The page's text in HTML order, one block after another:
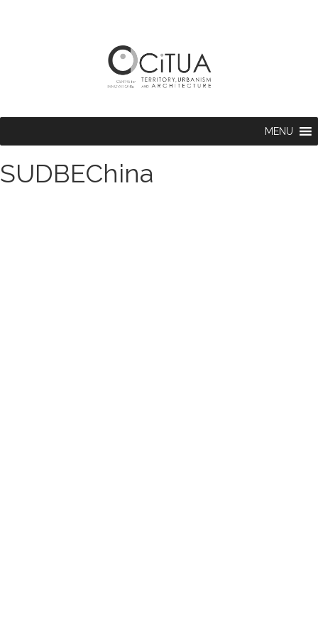
MENU
SUDBEChina